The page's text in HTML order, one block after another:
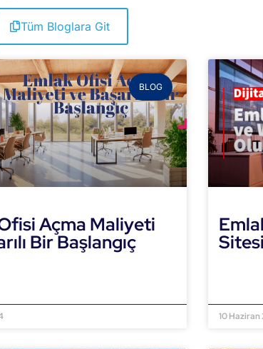
Tüm Bloglara Git
BLOG
Açma Maliyeti
Bir Başlangıç
10